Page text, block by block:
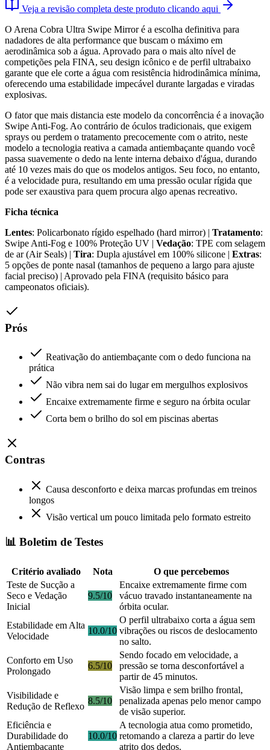
Veja a revisão completa deste produto clicando aqui
O Arena Cobra Ultra Swipe Mirror é a escolha definitiva para
nadadores de alta performance que buscam o máximo em
aerodinâmica sob a água. Aprovado para o mais alto nível de
competições pela FINA, seu design icônico e de perfil ultrabaixo
garante que ele corte a água com resistência hidrodinâmica mínima,
oferecendo uma estabilidade impecável durante largadas e viradas
explosivas.
O fator que mais distancia este modelo da concorrência é a inovação
Swipe Anti-Fog. Ao contrário de óculos tradicionais, que exigem
sprays ou perdem o tratamento precocemente com o atrito, neste
modelo a tecnologia reativa a camada antiembaçante quando você
passa suavemente o dedo na lente interna debaixo d'água, durando
até 10 vezes mais do que os modelos antigos. Seu foco, no entanto,
é a velocidade pura, resultando em uma pressão ocular rígida que
pode ser exaustiva para quem procura algo apenas recreativo.
Ficha técnica
Lentes: Policarbonato rígido espelhado (hard mirror) | Tratamento:
Swipe Anti-Fog e 100% Proteção UV | Vedação: TPE com selagem
de ar (Air Seals) | Tira: Dupla ajustável em 100% silicone | Extras:
5 opções de ponte nasal (tamanhos de pequeno a largo para ajuste
facial preciso) | Aprovado pela FINA (requisito básico para
campeonatos oficiais).
Prós
Reativação do antiembaçante com o dedo funciona na
prática
Não vibra nem sai do lugar em mergulhos explosivos
Encaixe extremamente firme e seguro na órbita ocular
Corta bem o brilho do sol em piscinas abertas
Contras
Causa desconforto e deixa marcas profundas em treinos
longos
Visão vertical um pouco limitada pelo formato estreito
📊 Boletim de Testes
Critério avaliado Nota
O que percebemos
Teste de Sucção a
Seco e Vedação
Inicial
9.5/10
Encaixe extremamente firme com
vácuo travado instantaneamente na
órbita ocular.
Estabilidade em Alta
Velocidade
10.0/10
O perfil ultrabaixo corta a água sem
vibrações ou riscos de deslocamento
no salto.
Conforto em Uso
Prolongado
6.5/10
Sendo focado em velocidade, a
pressão se torna desconfortável a
partir de 45 minutos.
Visibilidade e
Redução de Reflexo
8.5/10
Visão limpa e sem brilho frontal,
penalizada apenas pelo menor campo
de visão superior.
Eficiência e
Durabilidade do
Antiembaçante
10.0/10
A tecnologia atua como prometido,
retomando a clareza a partir do leve
atrito dos dedos.